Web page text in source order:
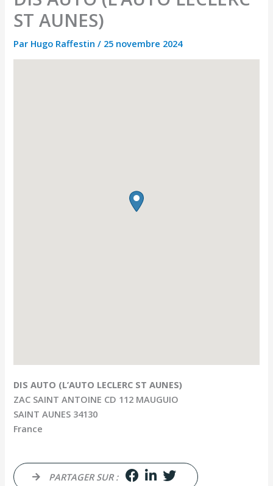
ST AUNES)
Par Hugo Raffestin/ 25 novembre 2024
DIS AUTO (L’AUTO LECLERC ST AUNES)
ZAC SAINT ANTOINE CD 112 MAUGUIO
SAINT AUNES 34130
France
PARTAGER SUR :